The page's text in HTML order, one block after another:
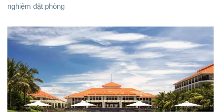
nghiệm đặt phòng